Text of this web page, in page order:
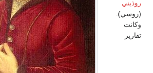
روذيني
(روسي).
وكانت
تقارير